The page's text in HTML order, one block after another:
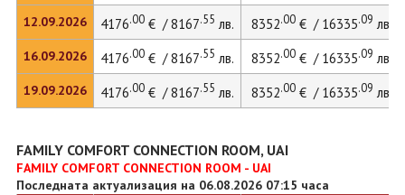
12.09.2026
16.09.2026
19.09.2026
4176.00€ / 8167.55 лв. 8352.00€ / 16335.09 лв.
4176.00€ / 8167.55 лв. 8352.00€ / 16335.09 лв.
4176.00€ / 8167.55 лв. 8352.00€ / 16335.09 лв.
FAMILY COMFORT CONNECTION ROOM, UAI
FAMILY COMFORT CONNECTION ROOM - UAI
Последната актуализация на 06.08.2026 07:15 часа